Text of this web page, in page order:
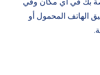
الهاتف المحمول أو